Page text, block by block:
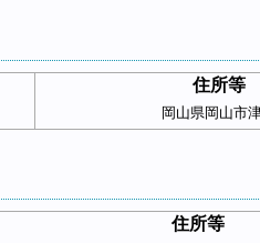
住所等
岡山県岡山市
住所等